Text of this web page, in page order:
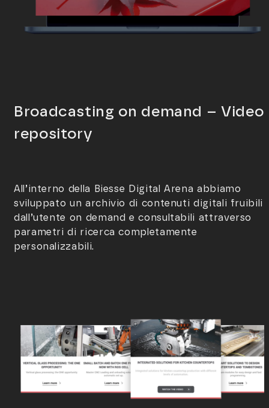
Broadcasting on demand – Video
repository
All’interno della Biesse Digital Arena abbiamo
sviluppato un archivio di contenuti digitali fruibili
dall’utente on demand e consultabili attraverso
parametri di ricerca completamente
personalizzabili.